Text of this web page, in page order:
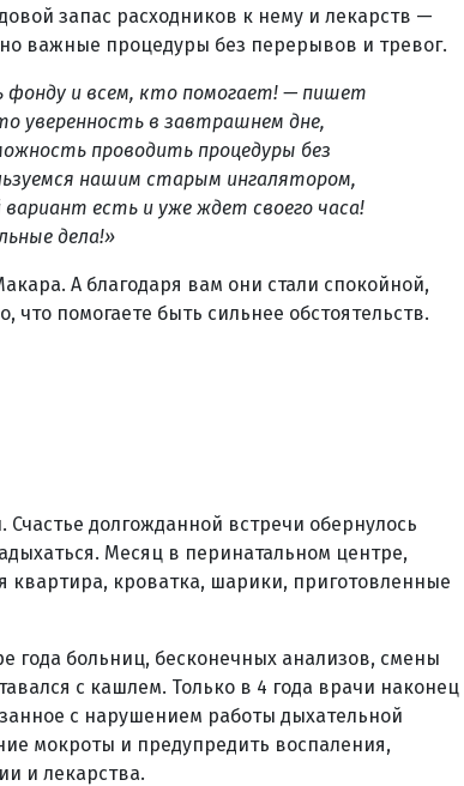
запас расходников к нему и лекарств —
важные процедуры без перерывов и тревог.
фонду и всем, кто помогает! — пишет
уверенность в завтрашнем дне,
проводить процедуры без
нашим старым ингалятором,
есть и уже ждет своего часа!
дела!»
А благодаря вам они стали спокойной,
помогаете быть сильнее обстоятельств.
долгожданной встречи обернулось
Месяц в перинатальном центре,
квартира, кроватка, шарики, приготовленные
года больниц, бесконечных анализов, смены
с кашлем. Только в 4 года врачи наконец
с нарушением работы дыхательной
мокроты и предупредить воспаления,
и лекарства.